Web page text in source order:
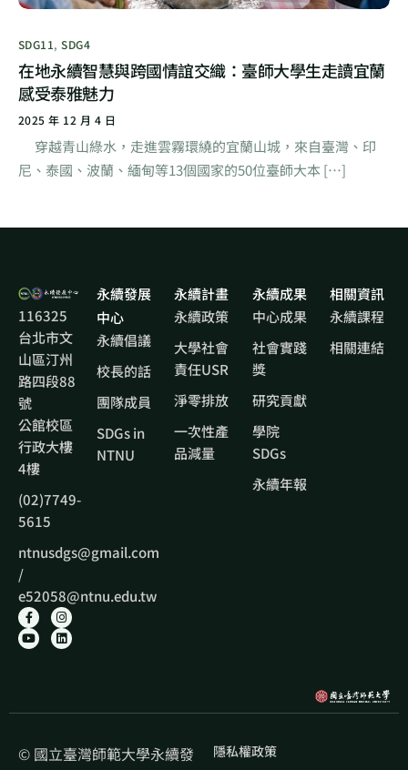
SDG11,SDG4
在地永續智慧與跨國情誼交織：臺師大學生走讀宜蘭
感受泰雅魅力
2025 年 12 月 4 日
穿越青山綠水，走進雲霧環繞的宜蘭山城，來自臺灣、印
尼、泰國、波蘭、緬甸等13個國家的50位臺師大本 […]
116325
台北市文
山區汀州
路四段88
號
公館校區
行政大樓
4樓
(02)7749-
5615
ntnusdgs@gmail.com
/
e52058@ntnu.edu.tw
永續發展
中心
永續倡議
校長的話
團隊成員
SDGs in
NTNU
永續計畫
永續政策
大學社會
責任USR
淨零排放
一次性產
品減量
永續成果
中心成果
社會實踐
獎
研究貢獻
學院
SDGs
永續年報
相關資訊
永續課程
相關連結
© 國立臺灣師範大學永續發
隱私權政策